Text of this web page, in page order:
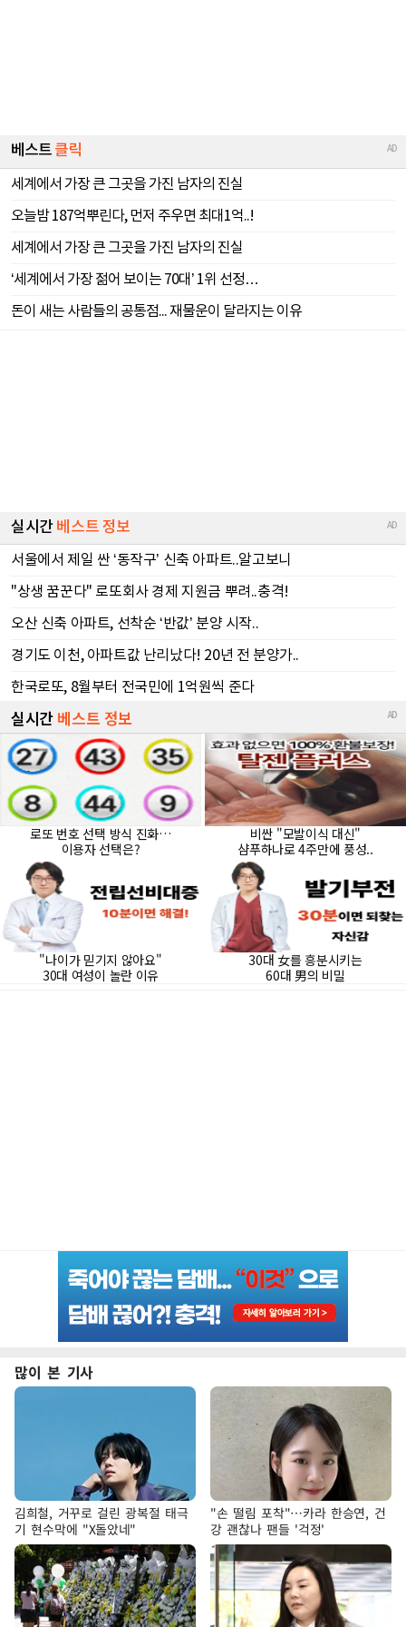
많이 본 기사
김희철, 거꾸로 걸린 광복절 태극
기 현수막에 "X돌았네"
"손 떨림 포착"…카라 한승연, 건
강 괜찮나 팬들 '걱정'